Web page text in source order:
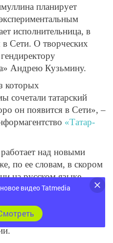
планирует
исполнительница, в
Сети. О творческих
Андрею Кузьмину.
которых
сочетали татарский
он появится в Сети», –
«Татар-
над новыми
по ее словам, в скором
на русском языке.
будет на одном из
отправит в
видео Tatmedia